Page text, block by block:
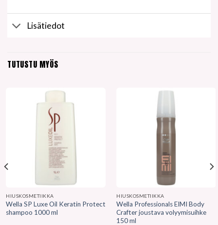
Lisätiedot
TUTUSTU MYÖS
HIUSKOSMETIIKKA
Wella SP Luxe Oil Keratin Protect
shampoo 1000 ml
HIUSKOSMETIIKKA
Wella Professionals EIMI Body
Crafter joustava volyymisuihke
150 ml